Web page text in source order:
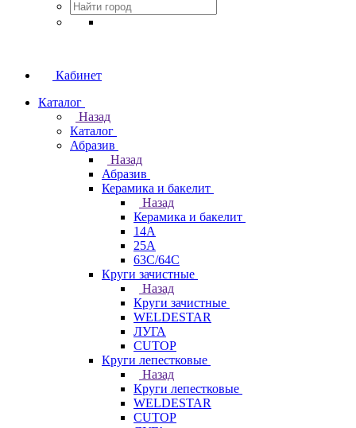
Кабинет
Каталог
Назад
Каталог
Абразив
Назад
Абразив
Керамика и бакелит
Назад
Керамика и бакелит
14А
25А
63С/64С
Круги зачистные
Назад
Круги зачистные
WELDESTAR
ЛУГА
CUTOP
Круги лепестковые
Назад
Круги лепестковые
WELDESTAR
CUTOP